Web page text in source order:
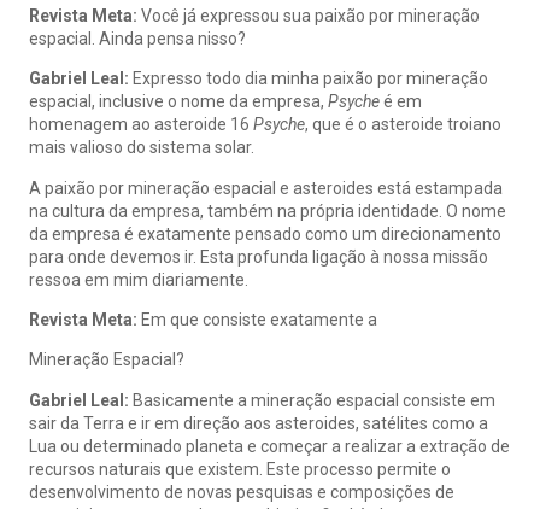
Revista Meta: Você já expressou sua paixão por mineração
espacial. Ainda pensa nisso?
Gabriel Leal: Expresso todo dia minha paixão por mineração
espacial, inclusive o nome da empresa, Psycheé em
homenagem ao asteroide 16 Psyche, que é o asteroide troiano
mais valioso do sistema solar.
A paixão por mineração espacial e asteroides está estampada
na cultura da empresa, também na própria identidade. O nome
da empresa é exatamente pensado como um direcionamento
para onde devemos ir. Esta profunda ligação à nossa missão
ressoa em mim diariamente.
Revista Meta: Em que consiste exatamente a
Mineração Espacial?
Gabriel Leal: Basicamente a mineração espacial consiste em
sair da Terra e ir em direção aos asteroides, satélites como a
Lua ou determinado planeta e começar a realizar a extração de
recursos naturais que existem. Este processo permite o
desenvolvimento de novas pesquisas e composições de